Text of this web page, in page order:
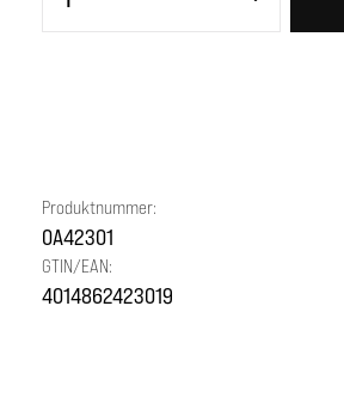
Produktnummer:
OA42301
GTIN/EAN:
4014862423019